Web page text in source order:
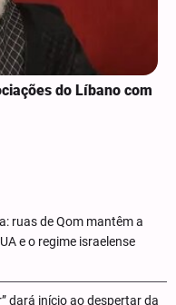
do Líbano com
ruas de Qom mantêm a
e o regime israelense
dará início ao despertar da